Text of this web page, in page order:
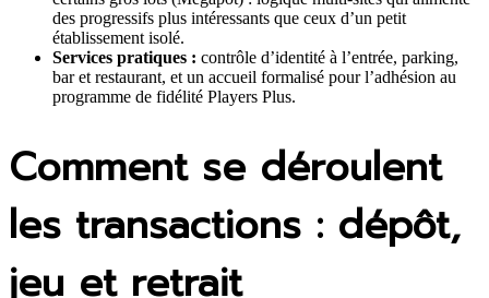
des progressifs plus intéressants que ceux d’un petit
établissement isolé.
Services pratiques : contrôle d’identité à l’entrée, parking,
bar et restaurant, et un accueil formalisé pour l’adhésion au
programme de fidélité Players Plus.
Comment se déroulent
les transactions : dépôt,
jeu et retrait